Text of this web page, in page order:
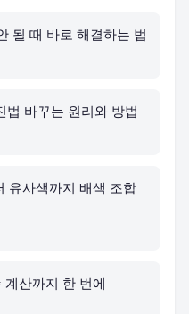
될 때 바로 해결하는 법
바꾸는 원리와 방법
유사색까지 배색 조합
산까지 한 번에